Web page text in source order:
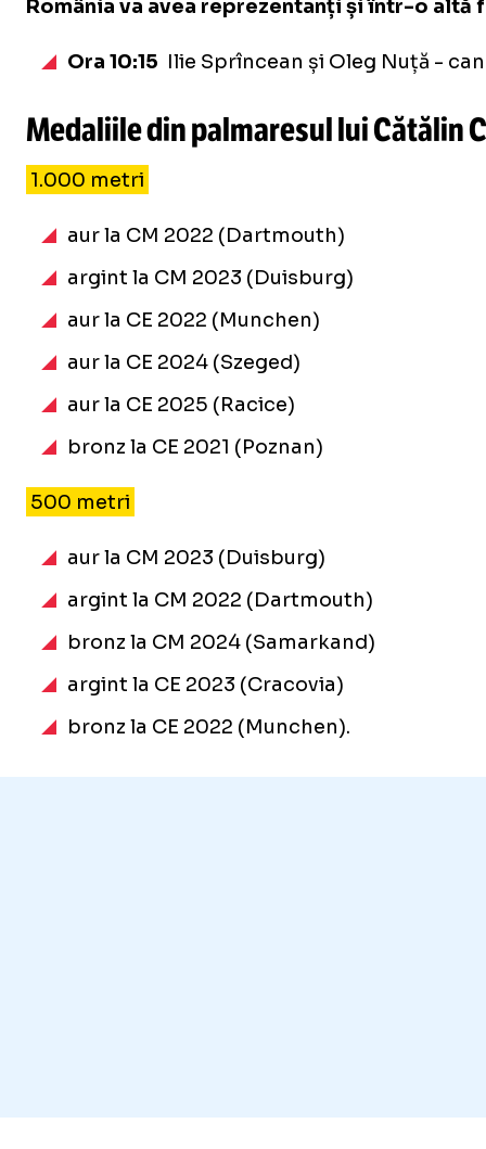
România va avea reprezentanți și într-o altă
Ora 10:15 Ilie Sprîncean și Oleg Nuță -
Medaliile din palmaresul lui Cătălin
1.000 metri
aur la CM 2022 (Dartmouth)
argint la CM 2023 (Duisburg)
aur la CE 2022 (Munchen)
aur la CE 2024 (Szeged)
aur la CE 2025 (Racice)
bronz la CE 2021 (Poznan)
500 metri
aur la CM 2023 (Duisburg)
argint la CM 2022 (Dartmouth)
bronz la CM 2024 (Samarkand)
argint la CE 2023 (Cracovia)
bronz la CE 2022 (Munchen).